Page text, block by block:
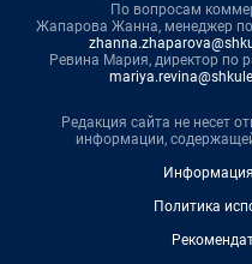
По вопросам
Жапарова Жанна, менеджер
Ревина Мария, директор по
Редакция сайта не несет
информации,
Политика